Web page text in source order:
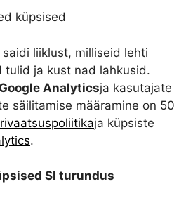
küpsised
liiklust, milliseid lehti
tulid ja kust nad lahkusid.
Google Analyticsja kasutajate
säilitamise määramine on 50
ja küpsiste
.
SI turundus